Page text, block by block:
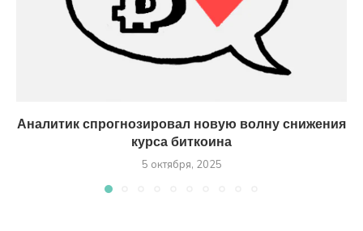
Аналитик спрогнозировал новую волну снижения
курса биткоина
5 октября, 2025